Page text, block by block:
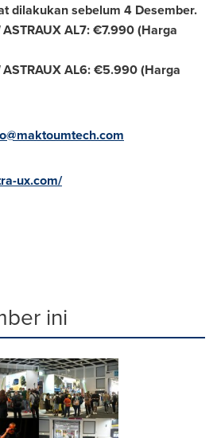
dilakukan sebelum 4 Desember.
ASTRAUX AL7: €7.990 (Harga
ASTRAUX AL6: €5.990 (Harga
ux.com/
ini